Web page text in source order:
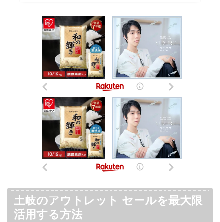
土岐のアウトレット セールを最大限
活用する方法